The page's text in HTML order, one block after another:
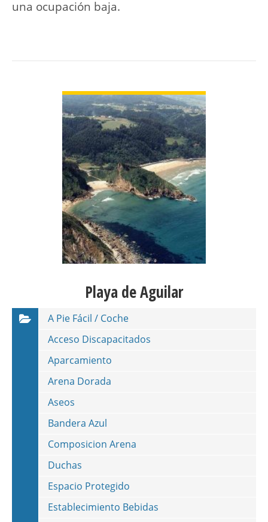
una ocupación baja.
Playa de Aguilar
A Pie Fácil / Coche
Acceso Discapacitados
Aparcamiento
Arena Dorada
Aseos
Bandera Azul
Composicion Arena
Duchas
Espacio Protegido
Establecimiento Bebidas